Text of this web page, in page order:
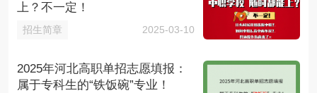
上？不一定！
招生简章 2025-03-10
2025年河北高职单招志愿填报：
属于专科生的“铁饭碗”专业！